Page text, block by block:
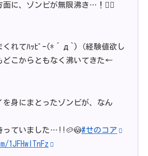
面に、ゾンビが無限沸き…！🧟‍♂️
くれてﾊｯﾋﾟｰ(*´д`)（経験値欲し
どこからともなく沸いてきた←
を身にまとったゾンビが、なん
っていました…!!🥔😳#せのコア
1JFHwlTnFz